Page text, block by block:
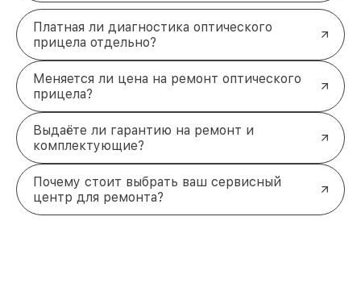
Платная ли диагностика оптического
прицела отдельно?
Меняется ли цена на ремонт оптического
прицела?
Выдаёте ли гарантию на ремонт и
комплектующие?
Почему стоит выбрать ваш сервисный
центр для ремонта?